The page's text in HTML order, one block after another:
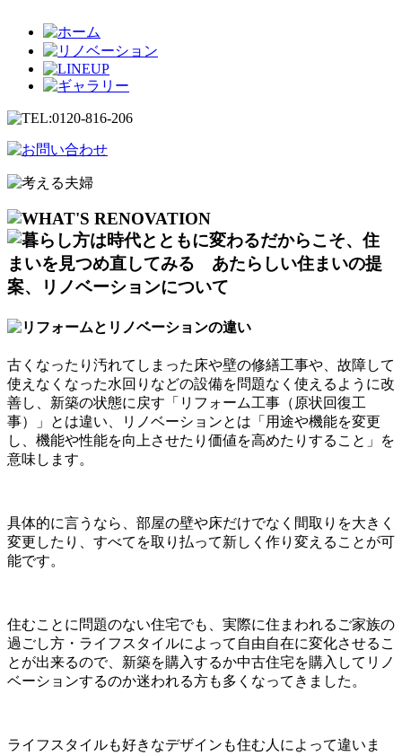
古くなったり汚れてしまった床や壁の修繕工事や、故障して
使えなくなった水回りなどの設備を問題なく使えるように改
善し、新築の状態に戻す「リフォーム工事（原状回復工
事）」とは違い、リノベーションとは「用途や機能を変更
し、機能や性能を向上させたり価値を高めたりすること」を
意味します。
具体的に言うなら、部屋の壁や床だけでなく間取りを大きく
変更したり、すべてを取り払って新しく作り変えることが可
能です。
住むことに問題のない住宅でも、実際に住まわれるご家族の
過ごし方・ライフスタイルによって自由自在に変化させるこ
とが出来るので、新築を購入するか中古住宅を購入してリノ
ベーションするのか迷われる方も多くなってきました。
ライフスタイルも好きなデザインも住む人によって違いま